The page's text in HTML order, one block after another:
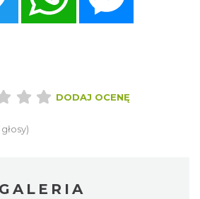
DODAJ OCENĘ
GALERIA